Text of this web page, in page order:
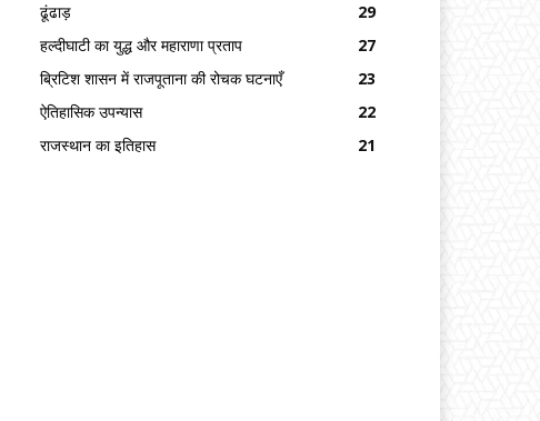
ढूंढाड़
29
हल्दीघाटी का युद्ध और महाराणा प्रताप
27
ब्रिटिश शासन में राजपूताना की रोचक घटनाएँ
23
ऐतिहासिक उपन्यास
22
राजस्थान का इतिहास
21